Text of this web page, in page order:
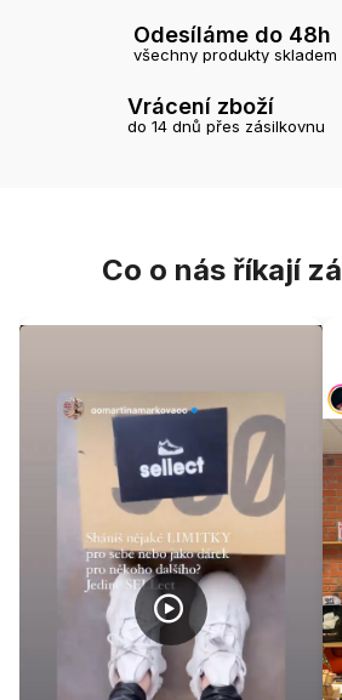
Odesíláme do 48h
všechny produkty skladem
Vrácení zboží
do 14 dnů přes zásilkovnu
Co o nás říkají